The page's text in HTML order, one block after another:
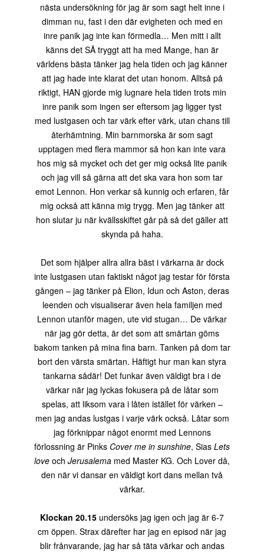
nästa undersökning för jag är som sagt helt inne i
dimman nu, fast i den där evigheten och med en
inre panik jag inte kan förmedla… Men mitt i allt
känns det SÅ tryggt att ha med Mange, han är
världens bästa tänker jag hela tiden och jag känner
att jag hade inte klarat det utan honom. Alltså på
riktigt, HAN gjorde mig lugnare hela tiden trots min
inre panik som ingen ser eftersom jag ligger tyst
med lustgasen och tar värk efter värk, utan chans till
återhämtning. Min barnmorska är som sagt
upptagen med flera mammor så hon kan inte vara
hos mig så mycket och det ger mig också lite panik
och jag vill så gärna att det ska vara hon som tar
emot Lennon. Hon verkar så kunnig och erfaren, får
mig också att känna mig trygg. Men jag tänker att
hon slutar ju när kvällsskiftet går på så det gäller att
skynda på haha.
Det som hjälper allra allra bäst i värkarna är dock
inte lustgasen utan faktiskt något jag testar för första
gången – jag tänker på Elion, Idun och Aston, deras
leenden och visualiserar även hela familjen med
Lennon utanför magen, ute vid stugan… De värkar
när jag gör detta, är det som att smärtan göms
bakom tanken på mina fina barn. Tanken på dom tar
bort den värsta smärtan. Häftigt hur man kan styra
tankarna sådär! Det funkar även väldigt bra i de
värkar när jag lyckas fokusera på de låtar som
spelas, att liksom vara i låten istället för värken –
men jag andas lustgas i varje värk också. Låtar som
jag förknippar något enormt med Lennons
förlossning är Pinks Cover me in sunshine, Sias Lets
love och Jerusalema med Master KG. Och Lover då,
den när vi dansar en väldigt kort dans mellan två
värkar.
Klockan 20.15 undersöks jag igen och jag är 6-7
cm öppen. Strax därefter har jag en episod när jag
blir frånvarande, jag har så täta värkar och andas